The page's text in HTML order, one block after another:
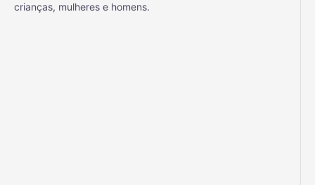
crianças, mulheres e homens.